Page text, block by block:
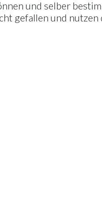
und selber
gefallen und nutzen